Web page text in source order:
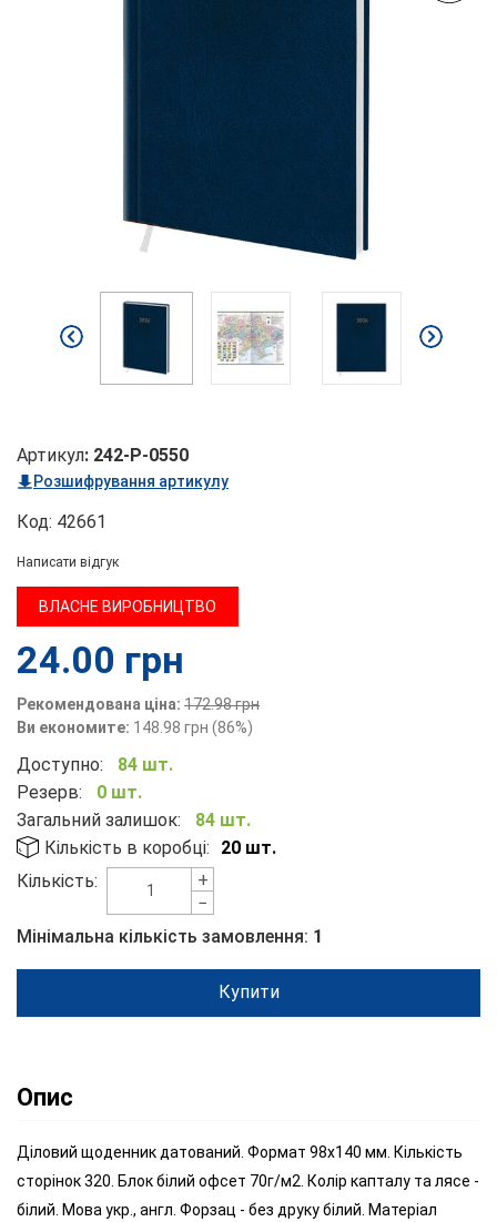
Артикул: 242-P-0550
Розшифрування артикулу
Код: 42661
Написати відгук
ВЛАСНЕ ВИРОБНИЦТВО
24.00 грн
Рекомендована ціна: 172.98грн
Ви економите: 148.98 грн (86%)
Доступно:
84 шт.
Резерв:
0 шт.
Загальний залишок:
84 шт.
Кількість в коробці:
20 шт.
Кількість:
+
−
Мінімальна кількість замовлення: 1
Купити
Опис
Діловий щоденник датований. Формат 98х140 мм. Кількість
сторінок 320. Блок білий офсет 70г/м2. Колір капталу та лясе -
білий. Мова укр., англ. Форзац - без друку білий. Матеріал